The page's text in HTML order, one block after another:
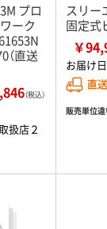
プロ
ーク
（直送
（税込）
扱店２
スリー
固定式
￥
お届け日
直
販売単位